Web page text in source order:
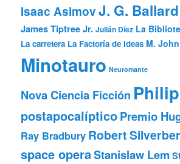
Isaac AsimovJ. G. Ballard
James Tiptree Jr. Julián Díez La
La carretera La Factoría de Ideas M.
Minotauro Neuromante
Nova Ciencia Ficción
postapocalípticoPremio
Ray Bradbury Robert
space operaStanislaw Lem